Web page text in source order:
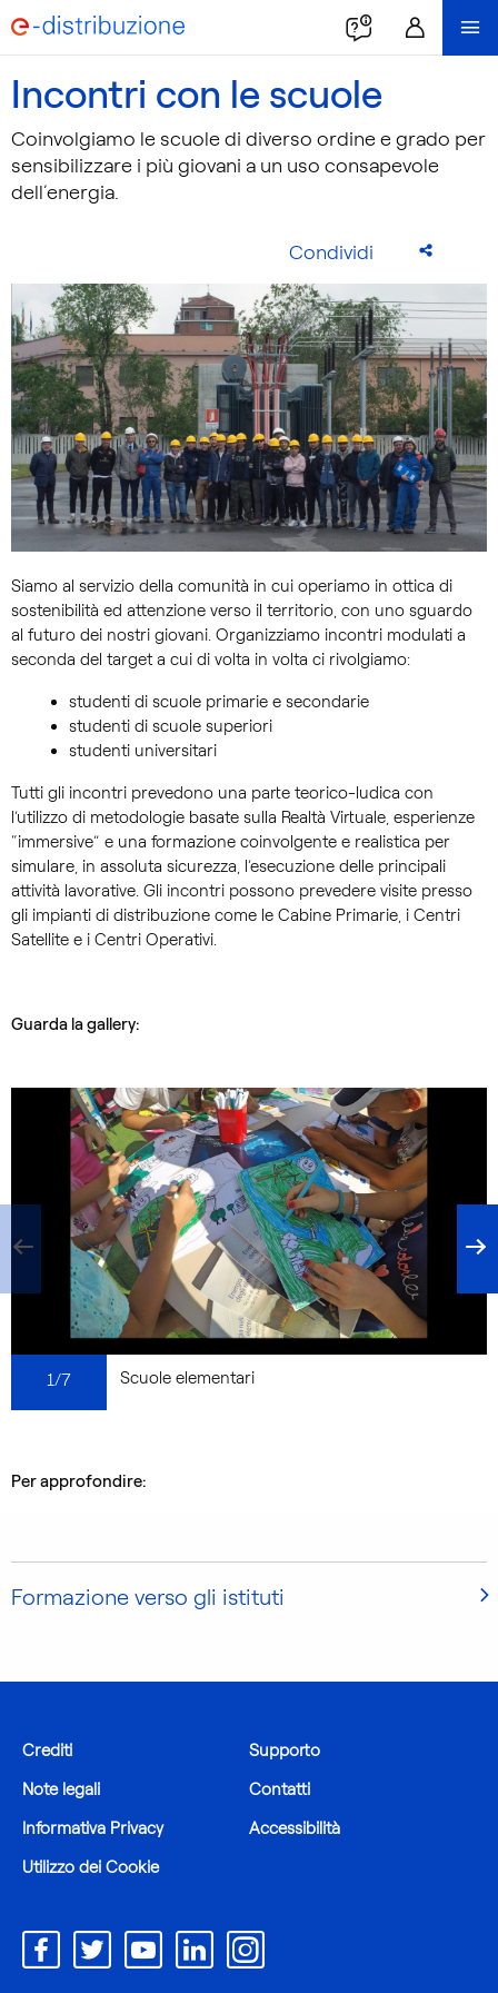
Incontri con le scuole
Coinvolgiamo le scuole di diverso ordine e grado per
sensibilizzare i più giovani a un uso consapevole
dell’energia.
Condividi
Siamo al servizio della comunità in cui operiamo in ottica di
sostenibilità ed attenzione verso il territorio, con uno sguardo
al futuro dei nostri giovani. Organizziamo incontri modulati a
seconda del target a cui di volta in volta ci rivolgiamo:
studenti di scuole primarie e secondarie
studenti di scuole superiori
studenti universitari
Tutti gli incontri prevedono una parte teorico-ludica con
l’utilizzo di metodologie basate sulla Realtà Virtuale, esperienze
“immersive” e una formazione coinvolgente e realistica per
simulare, in assoluta sicurezza, l’esecuzione delle principali
attività lavorative. Gli incontri possono prevedere visite presso
gli impianti di distribuzione come le Cabine Primarie, i Centri
Satellite e i Centri Operativi.
Guarda la gallery:
Scuole elementari
1/7
Per approfondire:
Formazione verso gli istituti
Crediti
Note legali
Informativa Privacy
Utilizzo dei Cookie
Supporto
Contatti
Accessibilità